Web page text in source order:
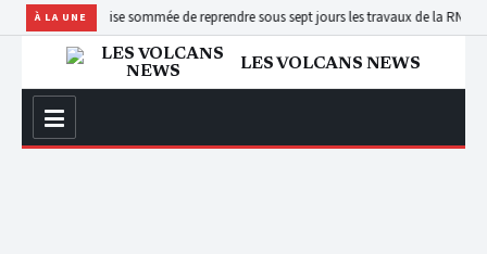
À LA UNE
entreprise sommée de reprendre sous sept jours les travaux de la RN30 à Uvira
LES VOLCANS NEWS